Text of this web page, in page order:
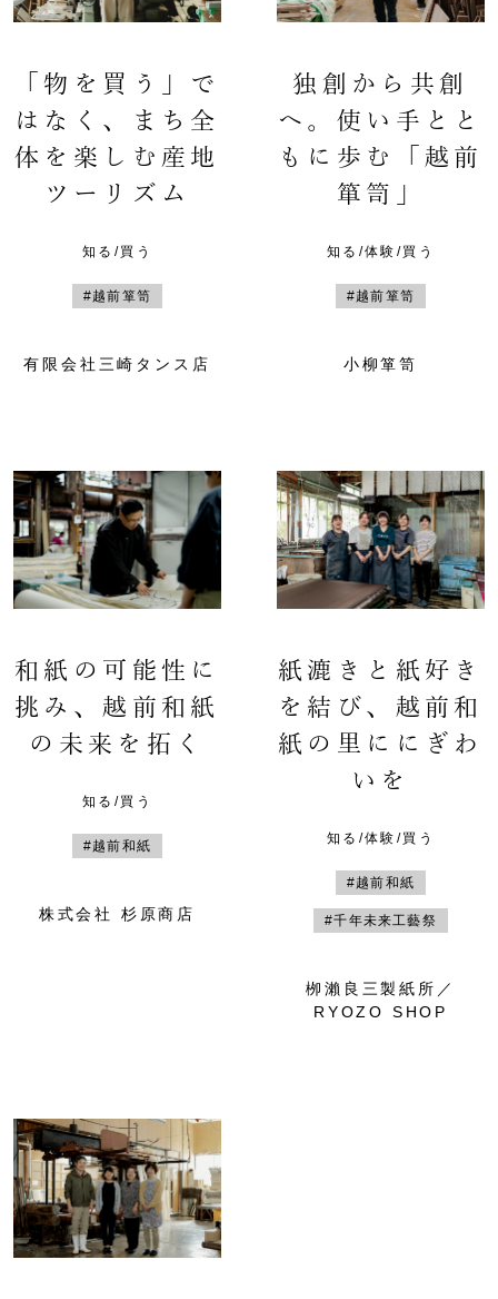
「物を買う」で
はなく、まち全
体を楽しむ産地
ツーリズム
知る/買う
#越前箪笥
有限会社三崎タンス店
独創から共創
へ。使い手とと
もに歩む「越前
箪笥」
知る/体験/買う
#越前箪笥
小柳箪笥
和紙の可能性に
挑み、越前和紙
の未来を拓く
知る/買う
#越前和紙
株式会社 杉原商店
紙漉きと紙好き
を結び、越前和
紙の里ににぎわ
いを
知る/体験/買う
#越前和紙
#千年未来工藝祭
栁瀨良三製紙所／
RYOZO SHOP